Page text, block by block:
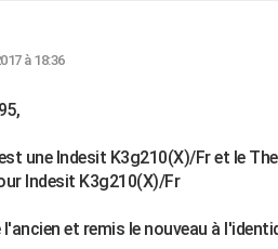
à 18:36
une Indesit K3g210(X)/Fr et le
Indesit K3g210(X)/Fr
et remis le nouveau à